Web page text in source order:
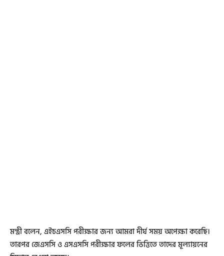
মন্ত্রী বলেন, এইচএসসি পরীক্ষার জন্য আমরা দীর্ঘ সময় অপেক্ষা করেছি।
তারপর জেএসসি ও এসএসসি পরীক্ষার ফলের ভিত্তিতে তাদের মূল্যায়নের